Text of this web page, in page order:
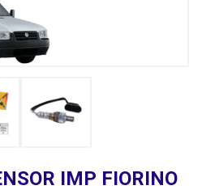
IMP FIORINO